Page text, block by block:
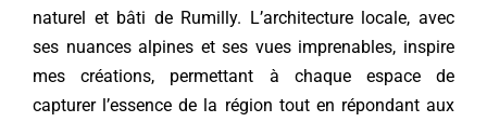
naturel et bâti de Rumilly. L’architecture locale, avec
ses nuances alpines et ses vues imprenables, inspire
mes créations, permettant à chaque espace de
capturer l’essence de la région tout en répondant aux